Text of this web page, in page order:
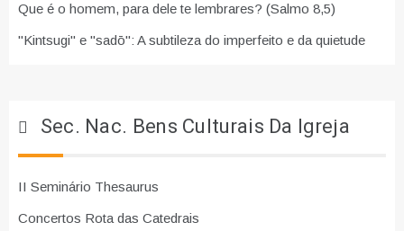
Que é o homem, para dele te lembrares? (Salmo 8,5)
"Kintsugi" e "sadō": A subtileza do imperfeito e da quietude
Sec. Nac. Bens Culturais Da Igreja
II Seminário Thesaurus
Concertos Rota das Catedrais